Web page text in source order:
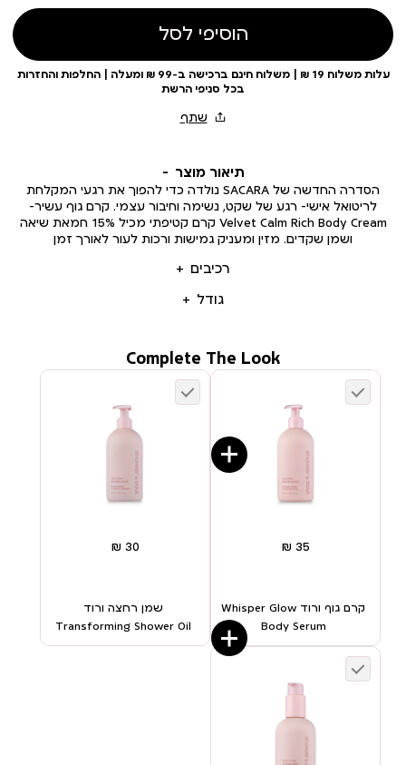
הוסיפי לסל
עלות משלוח 19 ₪ | משלוח חינם ברכישה ב-99 ₪ ומעלה | החלפות והחזרות
בכל סניפי הרשת
תיאור מוצר
רכיבים
גודל
הסדרה החדשה של SACARA נולדה כדי להפוך את רגעי המקלחת
לריטואל אישי- רגע של שקט, נשימה וחיבור עצמי. קרם גוף עשיר-
Velvet Calm Rich Body Cream קרם קטיפתי מכיל 15% חמאת שיאה
ושמן שקדים. מזין ומעניק גמישות ורכות לעור לאורך זמן
קרם גוף ורוד Whisper Glow
Body Serum
שמן רחצה ורוד
Transforming Shower Oil
Complete The Look